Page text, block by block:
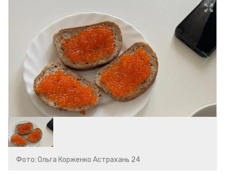
Фото: Ольга Корженко Астрахань 24